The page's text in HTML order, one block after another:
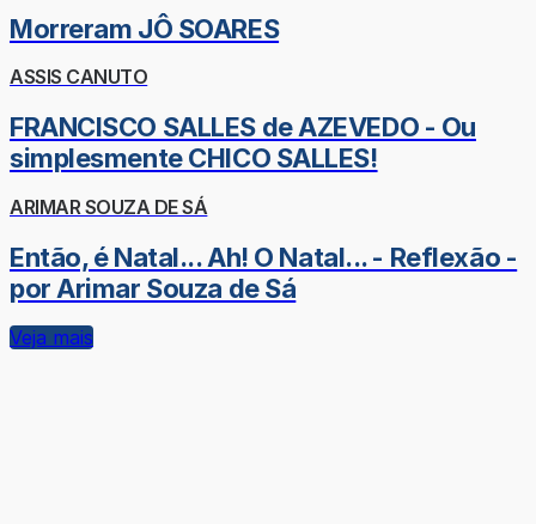
Morreram JÔ SOARES
ASSIS CANUTO
FRANCISCO SALLES de AZEVEDO - Ou
simplesmente CHICO SALLES!
ARIMAR SOUZA DE SÁ
Então, é Natal... Ah! O Natal... - Reflexão -
por Arimar Souza de Sá
Veja mais